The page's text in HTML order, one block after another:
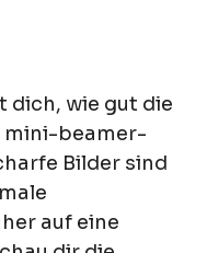
dich, wie gut die
mini-beamer-
Bilder sind
auf eine